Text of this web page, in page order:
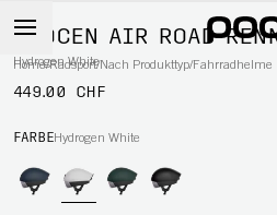
Home/Radsport/Nach Produkttyp/Fahrradhelme
PROCEN AIR ROAD
Hydrogen White
449.00 CHF
FARBEHydrogen White